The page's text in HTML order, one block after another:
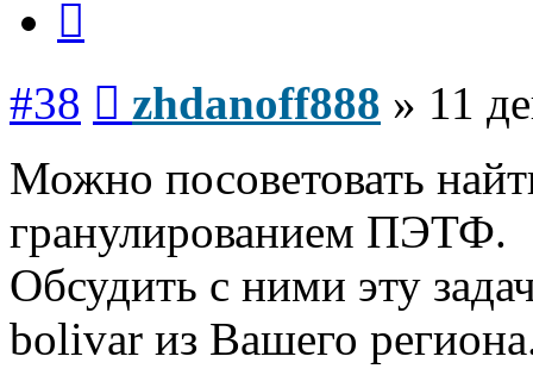
#38 zhdanoff888 » 11
Можно посоветовать
гранулированием ПЭТФ.
Обсудить с ними эту
bolivar из Вашего